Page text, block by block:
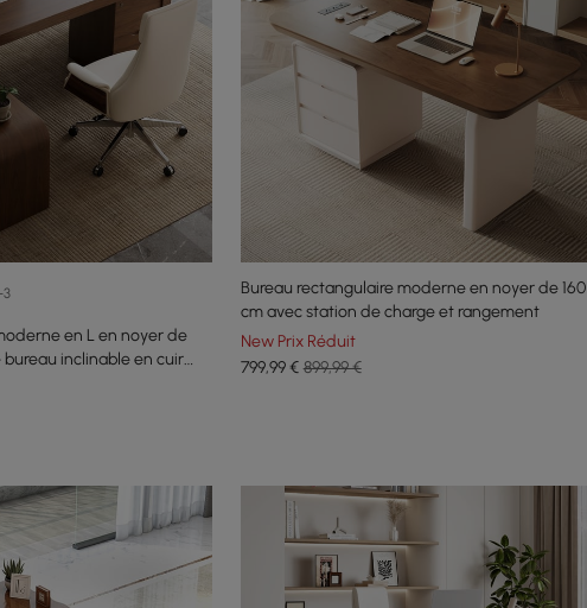
en L en noyer de
inclinable en cuir
Bureau rectangulaire moderne en noyer de 160
cm avec station de charge et rangement
New Prix Réduit
799,99€ 899,99 €